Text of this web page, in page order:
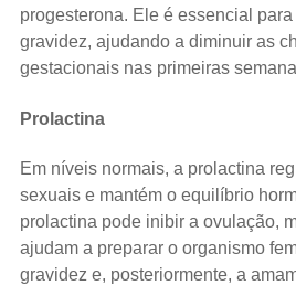
progesterona. Ele é essencial
gravidez, ajudando a diminuir as
gestacionais nas primeiras
Prolactina
Em níveis normais, a prolactina
sexuais e mantém o equilíbrio
prolactina pode inibir a ovulação,
ajudam a preparar o organismo
gravidez e, posteriormente, a